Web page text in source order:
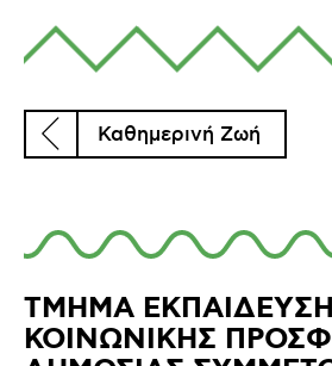
Καθημερινή Ζωή
ΤΜΗΜΑ
ΚΟΙΝΩΝΙΚΗΣ